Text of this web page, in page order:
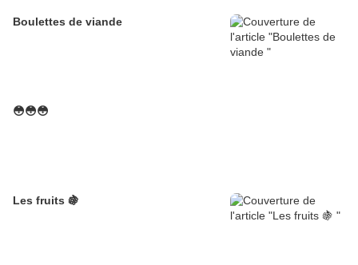
Boulettes de viande
😳😳😳
Les fruits 🍇